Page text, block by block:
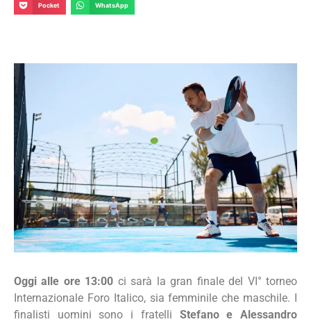
Pocket WhatsApp
Oggi alle ore 13:00 ci sarà la gran finale del VI° torneo
Internazionale Foro Italico, sia femminile che maschile. I
finalisti uomini sono i fratelli Stefano e Alessandro